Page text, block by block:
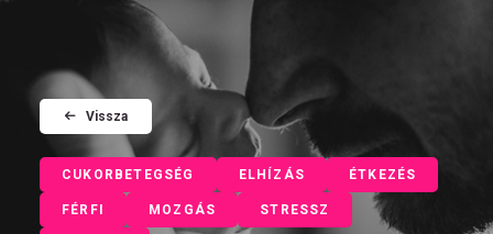
Vissza
CUKORBETEGSÉG ELHÍZÁS ÉTKEZÉS
FÉRFI MOZGÁS STRESSZ